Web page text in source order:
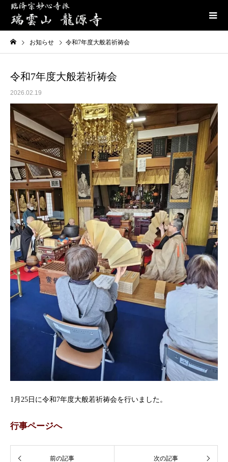
お知らせ 令和7年度大般若祈祷会
令和7年度大般若祈祷会
2026.02.19
1月25日に令和7年度大般若祈祷会を行いました。
行事ページへ